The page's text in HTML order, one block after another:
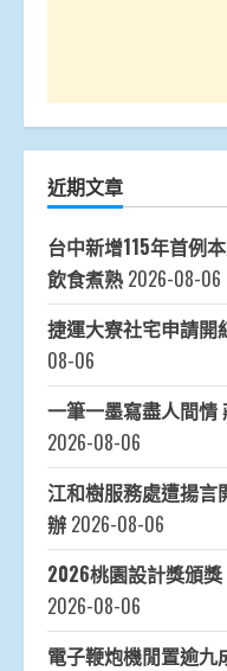
近期文章
台中新增115年首例
飲食煮熟 2026-08-06
捷運大寮社宅申請開
08-06
一筆一墨寫盡人間情
2026-08-06
江和樹服務處遭揚
辦 2026-08-06
2026桃園設計獎頒
2026-08-06
電子鞭炮機閒置逾九